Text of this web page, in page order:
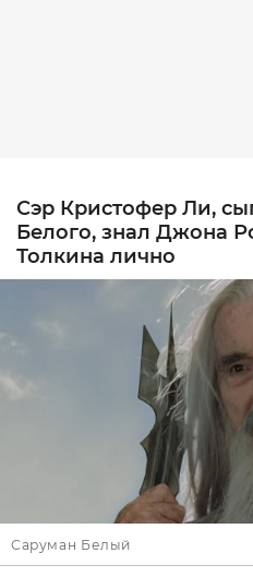
Сэр Кристофер Ли,
Белого, знал Джона
Толкина лично
Саруман Белый